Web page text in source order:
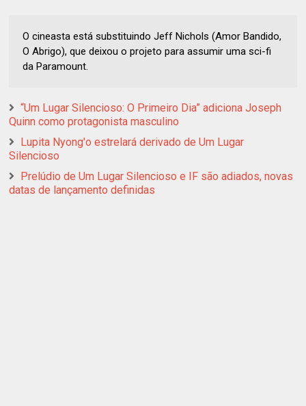
O cineasta está substituindo Jeff Nichols (Amor Bandido,
O Abrigo), que deixou o projeto para assumir uma sci-fi
da Paramount.
“Um Lugar Silencioso: O Primeiro Dia” adiciona Joseph
Quinn como protagonista masculino
Lupita Nyong'o estrelará derivado de Um Lugar
Silencioso
Prelúdio de Um Lugar Silencioso e IF são adiados, novas
datas de lançamento definidas